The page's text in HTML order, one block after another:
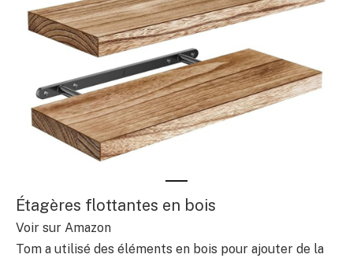
Étagères flottantes en bois
Voir sur Amazon
Tom a utilisé des éléments en bois pour ajouter de la